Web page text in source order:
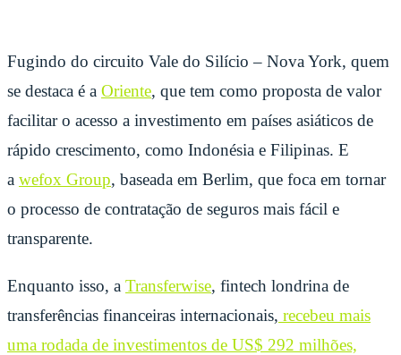
Fugindo do circuito Vale do Silício – Nova York, quem
se destaca é a Oriente, que tem como proposta de valor
facilitar o acesso a investimento em países asiáticos de
rápido crescimento, como Indonésia e Filipinas. E
a wefox Group, baseada em Berlim, que foca em tornar
o processo de contratação de seguros mais fácil e
transparente.
Enquanto isso, a Transferwise, fintech londrina de
transferências financeiras internacionais, recebeu mais
uma rodada de investimentos de US$ 292 milhões,